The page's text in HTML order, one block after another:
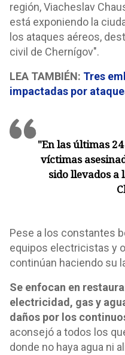
región, Viacheslav
está exponiendo la
los ataques aéreos,
civil de Chernígov".
LEA TAMBIÉN: Tres
impactadas por
"En las últimas
víctimas
sido llevados a
Pese a los constantes
equipos electricistas y
continúan haciendo su
Se enfocan en
electricidad, gas y
daños por los
aconsejó a todos los
donde no haya agua ni